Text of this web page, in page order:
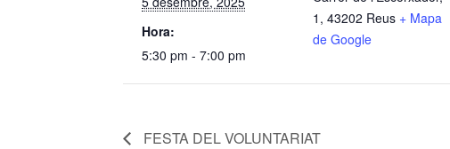
Hora:
5:30 pm - 7:00 pm
1, 43202 Reus + Mapa
de Google
FESTA DEL VOLUNTARIAT